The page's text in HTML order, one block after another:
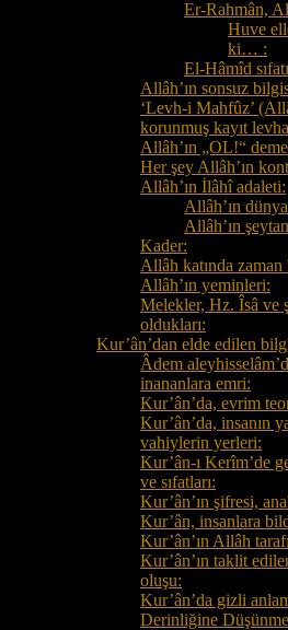
Er-Rahmân,
Huve
ki… :
El-Hâmîd
Allâh’ın sonsuz
‘Levh-i Mahfûz’
korunmuş kayıt
Allâh’ın „OL!“
Her şey Allâh’ın
Allâh’ın İlâhî adaleti:
Allâh’ın
Allâh’ın
Kader:
Allâh katında zaman
Allâh’ın yeminleri:
Melekler, Hz. Îsâ ve
oldukları:
Kur’ân’dan elde edilen
Âdem
inananlara emri:
Kur’ân’da, evrim
Kur’ân’da, insanın
vahiylerin yerleri:
Kur’ân-ı Kerîm’de
ve sıfatları:
Kur’ân’ın şifresi,
Kur’ân, insanlara
Kur’ân’ın Allâh
Kur’ân’ın taklit
oluşu:
Kur’ân’da gizli
Derinliğine